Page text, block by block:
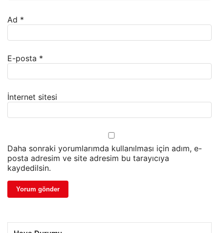
Ad *
E-posta *
İnternet sitesi
Daha sonraki yorumlarımda kullanılması için adım, e-
posta adresim ve site adresim bu tarayıcıya
kaydedilsin.